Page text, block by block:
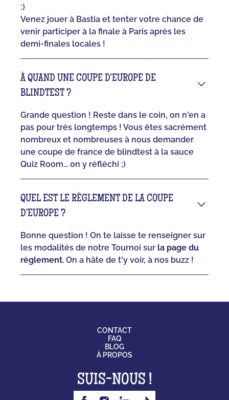
:)
Venez jouer à Bastia et tenter votre chance de
venir participer à la finale à Paris après les
demi-finales locales !
À QUAND UNE COUPE D'EUROPE DE
BLINDTEST ?
Grande question ! Reste dans le coin, on n'en a
pas pour très longtemps ! Vous êtes sacrément
nombreux et nombreuses à nous demander
une coupe de france de blindtest à la sauce
Quiz Room... on y réfléchi ;)
QUEL EST LE RÈGLEMENT DE LA COUPE
D'EUROPE ?
Bonne question ! On te laisse te renseigner sur
les modalités de notre Tournoi sur la page du
règlement. On a hâte de t'y voir, à nos buzz !
CONTACT
FAQ
BLOG
À PROPOS
SUIS-NOUS !